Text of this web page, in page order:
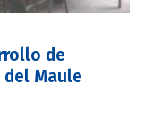
de
Maule